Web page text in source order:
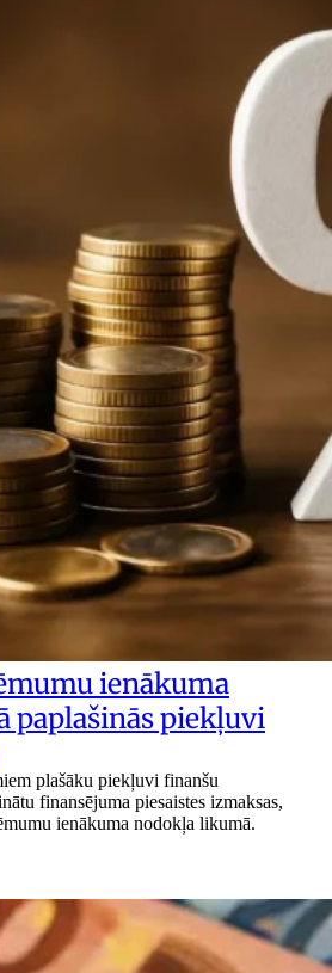
ienākuma
paplašinās piekļuvi
plašāku piekļuvi finanšu
finansējuma piesaistes izmaksas,
ienākuma nodokļa likumā.